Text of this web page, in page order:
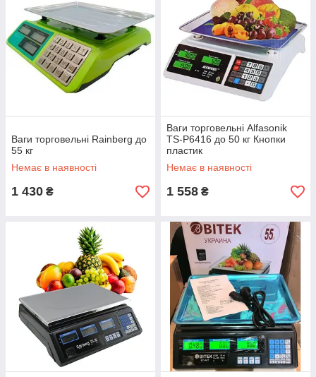
Ваги торговельні Rainberg до
55 кг
Немає в наявності
1 430 ₴
Ваги торговельні Alfasonik
TS-P6416 до 50 кг Кнопки
пластик
Немає в наявності
1 558 ₴